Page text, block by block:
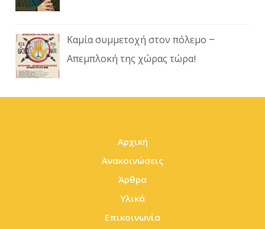
Καμία συμμετοχή στον πόλεμο –
Απεμπλοκή της χώρας τώρα!
Αρχική
Ανακοινώσεις
Άρθρα
Υλικά
Επικοινωνία